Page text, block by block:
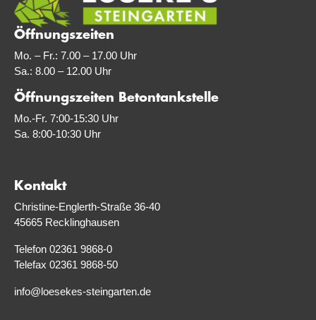
Öffnungszeiten
Mo. – Fr.: 7.00 – 17.00 Uhr
Sa.: 8.00 – 12.00 Uhr
Öffnungszeiten Betontankstelle
Mo.-Fr. 7:00-15:30 Uhr
Sa. 8:00-10:30 Uhr
Kontakt
Christine-Englerth-Straße 36-40
45665 Recklinghausen
Telefon 02361 9868-0
Telefax 02361 9868-50
info@loesekes-steingarten.de